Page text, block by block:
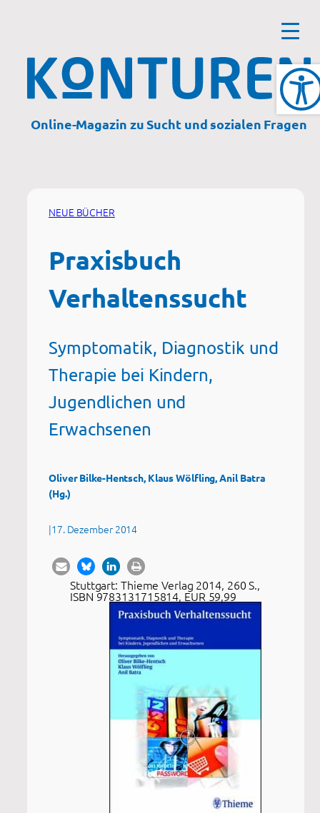
Online-Magazin zu Sucht und sozialen Fragen
NEUE BÜCHER
Praxisbuch
Verhaltenssucht
Symptomatik, Diagnostik und
Therapie bei Kindern,
Jugendlichen und
Erwachsenen
Oliver Bilke-Hentsch, Klaus Wölfling, Anil Batra
(Hg.)
|17. Dezember 2014
Stuttgart: Thieme Verlag 2014, 260 S.,
ISBN 9783131715814, EUR 59,99